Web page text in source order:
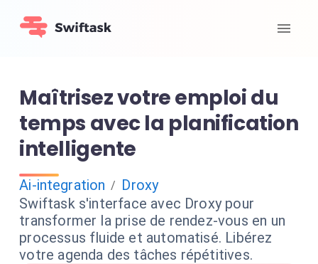
Maîtrisez votre emploi du
temps avec la planification
intelligente
Ai-integration / Droxy
Swiftask s'interface avec Droxy pour
transformer la prise de rendez-vous en un
processus fluide et automatisé. Libérez
votre agenda des tâches répétitives.